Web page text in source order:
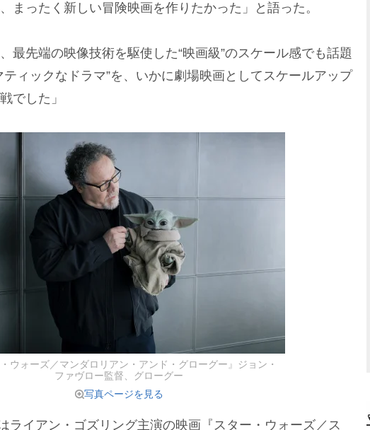
まったく新しい冒険映画を作りたかった」と語った。
最先端の映像技術を駆使した“映画級”のスケール感でも話題
ティックなドラマ”を、いかに劇場映画としてスケールアップ
でした」
・ウォーズ／マンダロリアン・アンド・グローグー』ジョン・
ファヴロー監督、グローグー
写真ページを見る
ライアン・ゴズリング主演の映画『スター・ウォーズ／ス